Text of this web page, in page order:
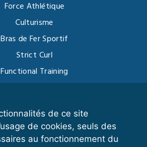
de ce site
de cookies, seuls des
au fonctionnement du
Force Athlétique
Culturisme
Bras de Fer Sportif
Strict Curl
Functional Training
VOS ESPACES